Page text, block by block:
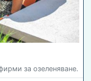
за озеленяване.